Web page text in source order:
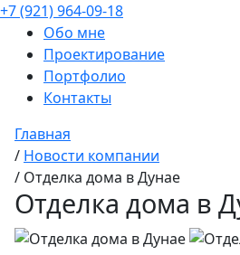
+7 (921) 964-09-18
Обо мне
Проектирование
Портфолио
Контакты
Главная
/ Новости компании
/ Отделка дома в Дунае
Отделка дома в